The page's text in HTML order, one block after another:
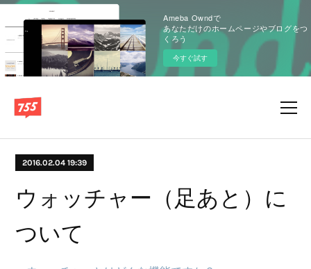
Ameba Owndで
あなただけのホームページやブログをつ
くろう
今すぐ試す
2016.02.04 19:39
ウォッチャー（足あと）に
ついて